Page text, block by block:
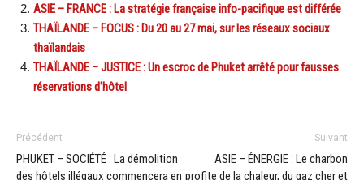
ASIE – FRANCE : La stratégie française info-pacifique est différée
THAÏLANDE – FOCUS : Du 20 au 27 mai, sur les réseaux sociaux
thaïlandais
THAÏLANDE – JUSTICE : Un escroc de Phuket arrêté pour fausses
réservations d’hôtel
Précédent
PHUKET – SOCIÉTÉ : La démolition
des hôtels illégaux commencera en
Suivant
ASIE – ÉNERGIE : Le charbon
profite de la chaleur, du gaz cher et